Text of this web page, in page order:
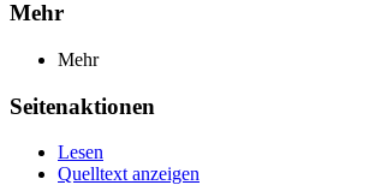
Mehr
Mehr
Seitenaktionen
Lesen
Quelltext anzeigen